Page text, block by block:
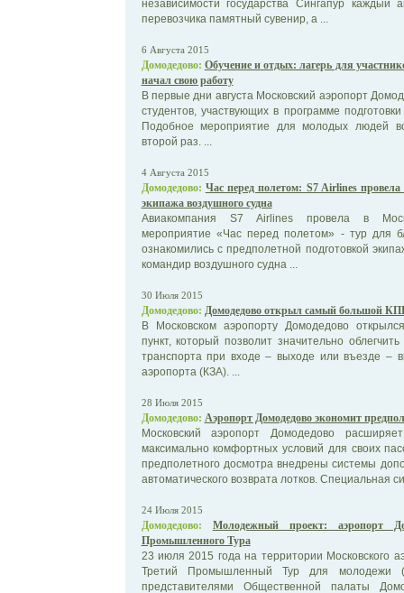
независимости государства Сингапур каждый
перевозчика памятный сувенир, а ...
6 Августа 2015
Домодедово: Обучение и отдых: лагерь для
начал свою работу
В первые дни августа Московский аэропорт
студентов, участвующих в программе
Подобное мероприятие для молодых людей
второй раз. ...
4 Августа 2015
Домодедово: Час перед полетом: S7 Airlines
экипажа воздушного судна
Авиакомпания S7 Airlines провела в
мероприятие «Час перед полетом» - тур для
ознакомились с предполетной подготовкой
командир воздушного судна ...
30 Июля 2015
Домодедово: Домодедово открыл самый большой
В Московском аэропорту Домодедово
пункт, который позволит значительно
транспорта при входе – выходе или въезде –
аэропорта (КЗА). ...
28 Июля 2015
Домодедово: Аэропорт Домодедово экономит
Московский аэропорт Домодедово
максимально комфортных условий для своих
предполетного досмотра внедрены системы
автоматического возврата лотков. Специальная
24 Июля 2015
Домодедово:
Молодежный проект: аэропорт
Промышленного Тура
23 июля 2015 года на территории Московского
Третий Промышленный Тур для молодежи
представителями Общественной палаты